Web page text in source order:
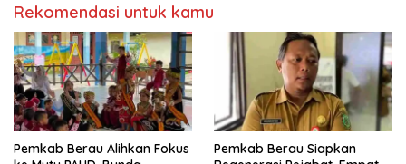
Rekomendasi untuk kamu
Pemkab Berau Alihkan Fokus
Pemkab Berau Siapkan